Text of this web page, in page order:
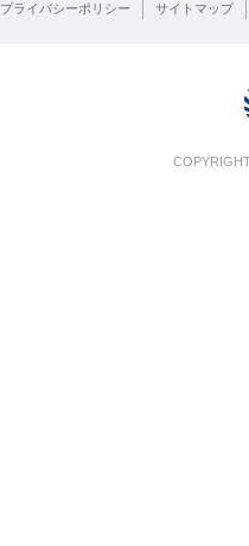
プライバシーポリシー サイトマップ